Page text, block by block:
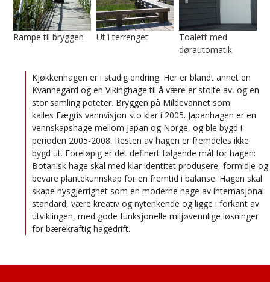
Rampe til bryggen Ut i terrenget
Toalett med
dørautomatik
Kjøkkenhagen er i stadig endring. Her er blandt annet en
Kvannegard og en Vikinghage til å være er stolte av, og en
stor samling poteter. Bryggen på Mildevannet som
kalles Fægris vannvisjon sto klar i 2005. Japanhagen er en
vennskapshage mellom Japan og Norge, og ble bygd i
perioden 2005-2008. Resten av hagen er fremdeles ikke
bygd ut. Foreløpig er det definert følgende mål for hagen:
Botanisk hage skal med klar identitet produsere, formidle og
bevare plantekunnskap for en fremtid i balanse. Hagen skal
skape nysgjerrighet som en moderne hage av internasjonal
standard, være kreativ og nytenkende og ligge i forkant av
utviklingen, med gode funksjonelle miljøvennlige løsninger
for bærekraftig hagedrift.